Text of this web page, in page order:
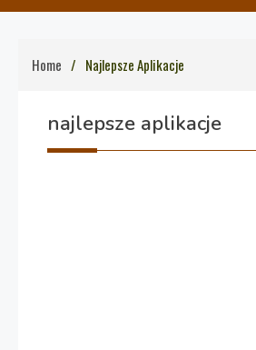
Home Najlepsze Aplikacje
najlepsze aplikacje